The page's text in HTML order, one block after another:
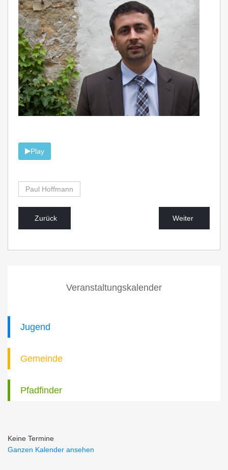
Play
Paul Hoffmann
Zurück Weiter
Veranstaltungskalender
Jugend
Gemeinde
Pfadfinder
Keine Termine
Ganzen Kalender ansehen